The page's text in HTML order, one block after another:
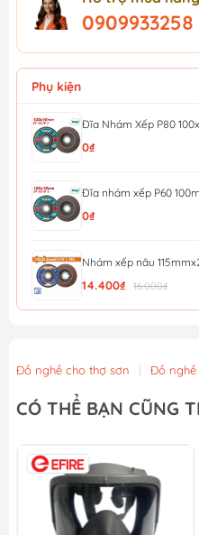
0909933258
Phụ kiện
Đĩa Nhám Xếp P80
0₫
Đĩa nhám xếp P60
0₫
Nhám xếp nâu
14.400₫ 16.000₫
Đá mài kim loại
13.500₫
Nhám xếp P40 - 100mm
13.500₫ 15.000₫
Đồ nghề cho thợ sơn | Đồ nghề
CÓ THỂ BẠN CŨNG